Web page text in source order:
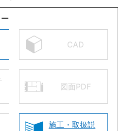
CAD
図面PDF
施工・取扱説